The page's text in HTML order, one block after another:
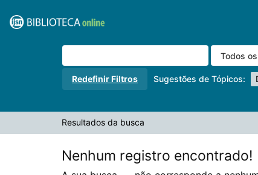
VuFind
Redefinir Filtros Sugestões de Tópicos:
Resultados da busca
Nenhum registro encontrado!